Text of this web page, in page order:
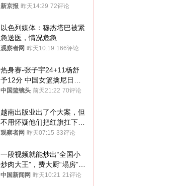
新京报 昨天14:29 72评论
以色列媒体：穆杰塔巴被紧
急送医，情况危急
观察者网 昨天10:19 166评论
热身赛-张子宇24+11杨舒
予12分 中国女篮擒尼日利
亚
中国篮镜头 前天21:22 70评论
越南出版业出了个大案，但
不用怀疑他们把红旗扛下去
的决心
观察者网 昨天07:15 33评论
一段视频就能炒出“全国小
炒肉大王”，费大厨“塌房”了
吗？
中国新闻网 昨天10:21 21评论